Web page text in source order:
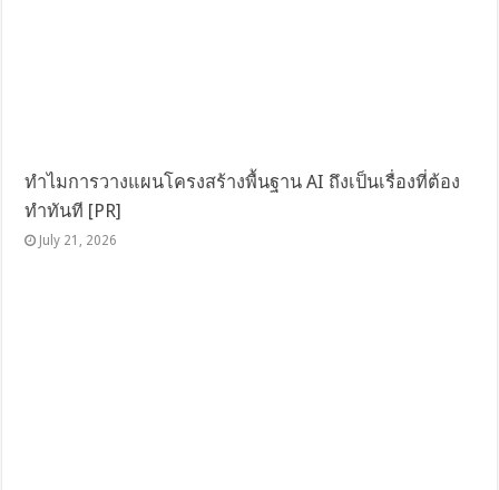
ทำไมการวางแผนโครงสร้างพื้นฐาน AI ถึงเป็นเรื่องที่ต้อง
ทำทันที [PR]
July 21, 2026